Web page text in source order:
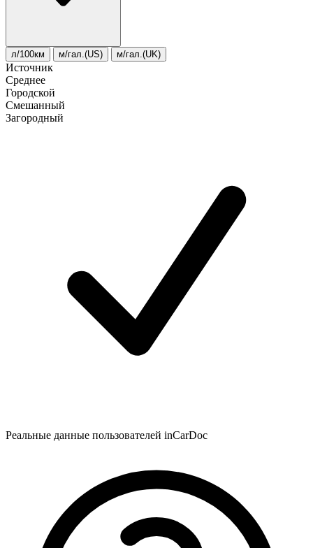
л/100км м/гал.(US) м/гал.(UK)
Источник
Среднее
Городской
Смешанный
Загородный
Реальные данные пользователей inCarDoc